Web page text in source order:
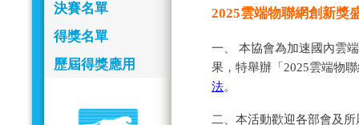
決賽名單
得獎名單
歷屆得獎應用
2025雲端物聯網創新獎
一、 本協會為加速國內雲
果，特舉辦「2025雲端物
法。
二、本活動歡迎各部會及